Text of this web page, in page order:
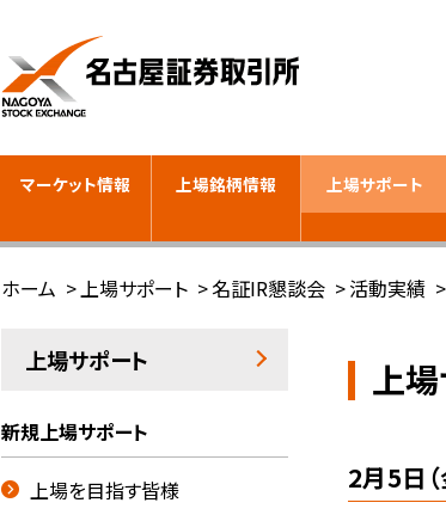
マーケット情報 上場銘柄情報 上場サポート
ホーム 上場サポート 名証IR懇談会 活動実績
上場
2月5日
上場サポート
新規上場サポート
上場を目指す皆様